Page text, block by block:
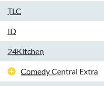
TLC
ID
24Kitchen
Comedy Central Extra